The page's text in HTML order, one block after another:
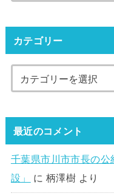
カテゴリー
最近のコメント
千葉県市川市市長の
設」
に 柄澤樹 より